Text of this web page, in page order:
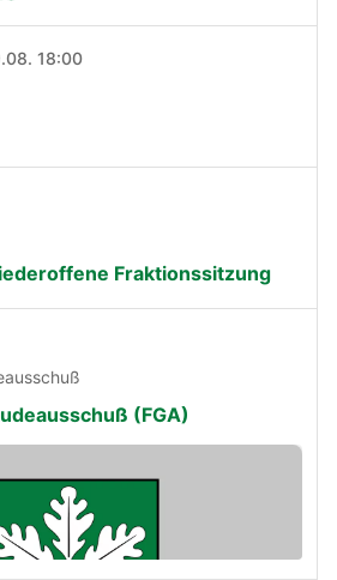
18:00
Fraktionssitzung
(FGA)